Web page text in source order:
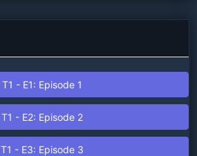
T1 - E1: Episode 1
T1 - E2: Episode 2
T1 - E3: Episode 3